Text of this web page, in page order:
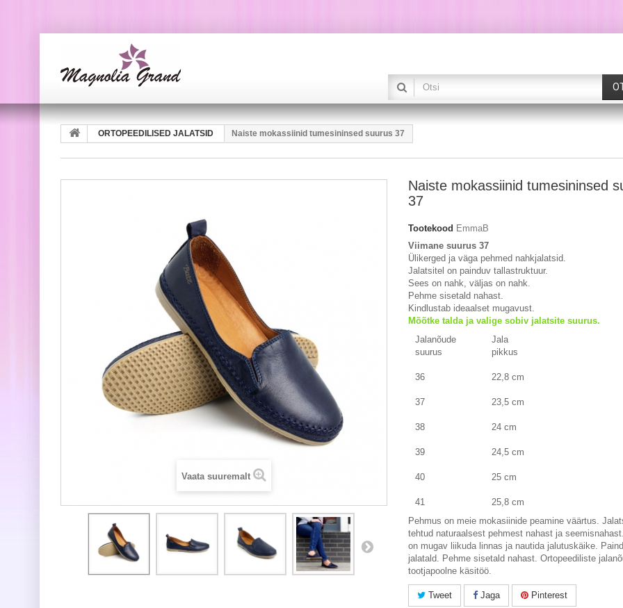
ORTOPEEDILISED JALATSID Naiste mokassiinid tumesininsed suurus 37
Vaata suuremalt
Naiste mokassiinid tumesininsed
37
Tootekood EmmaB
Viimane suurus 37
Ülikerged ja väga pehmed nahkjalatsid.
Jalatsitel on painduv tallastruktuur.
Sees on nahk, väljas on nahk.
Pehme sisetald nahast.
Kindlustab ideaalset mugavust.
Mõõtke talda ja valige sobiv jalatsite suurus.
Jalanõude
suurus
Jala
pikkus
36 22,8 cm
37 23,5 cm
38 24 cm
39 24,5 cm
40 25 cm
41
25,8 cm
Pehmus on meie mokasiinide peamine väärtus.
tehtud naturaalsest pehmest nahast ja
on mugav liikuda linnas ja nautida jalutuskäike.
jalatald. Pehme sisetald nahast. Ortopeediliste
tootjapoolne käsitöö.
Tweet Jaga Pinterest